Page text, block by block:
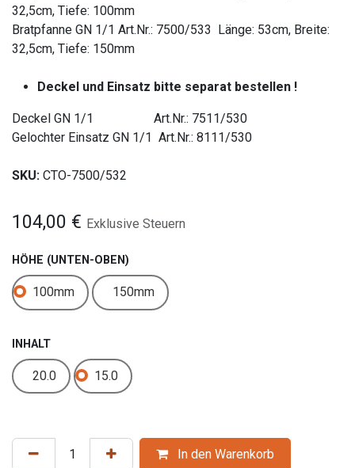
32,5cm, Tiefe: 100mm
Bratpfanne GN 1/1 Art.Nr.: 7500/533 Länge: 53cm, Breite:
32,5cm, Tiefe: 150mm
Deckel und Einsatz bitte separat bestellen !
Deckel GN 1/1 Art.Nr.: 7511/530
Gelochter Einsatz GN 1/1 Art.Nr.: 8111/530
SKU: CTO-7500/532
104,00 € Exklusive Steuern
HÖHE (UNTEN-OBEN)
100mm 150mm
INHALT
20.0 15.0
In den Warenkorb